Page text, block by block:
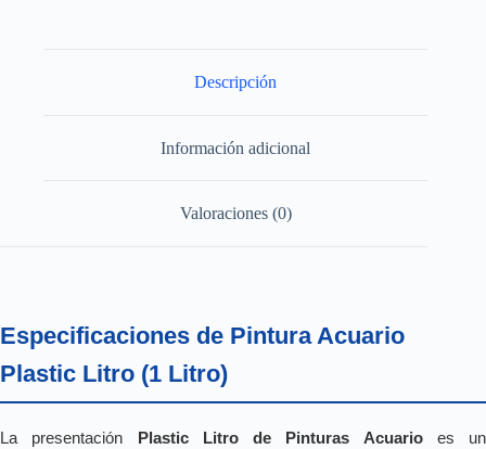
Descripción
Información adicional
Valoraciones (0)
Especificaciones de Pintura Acuario
Plastic Litro (1 Litro)
La presentación Plastic Litro de Pinturas Acuarioes un